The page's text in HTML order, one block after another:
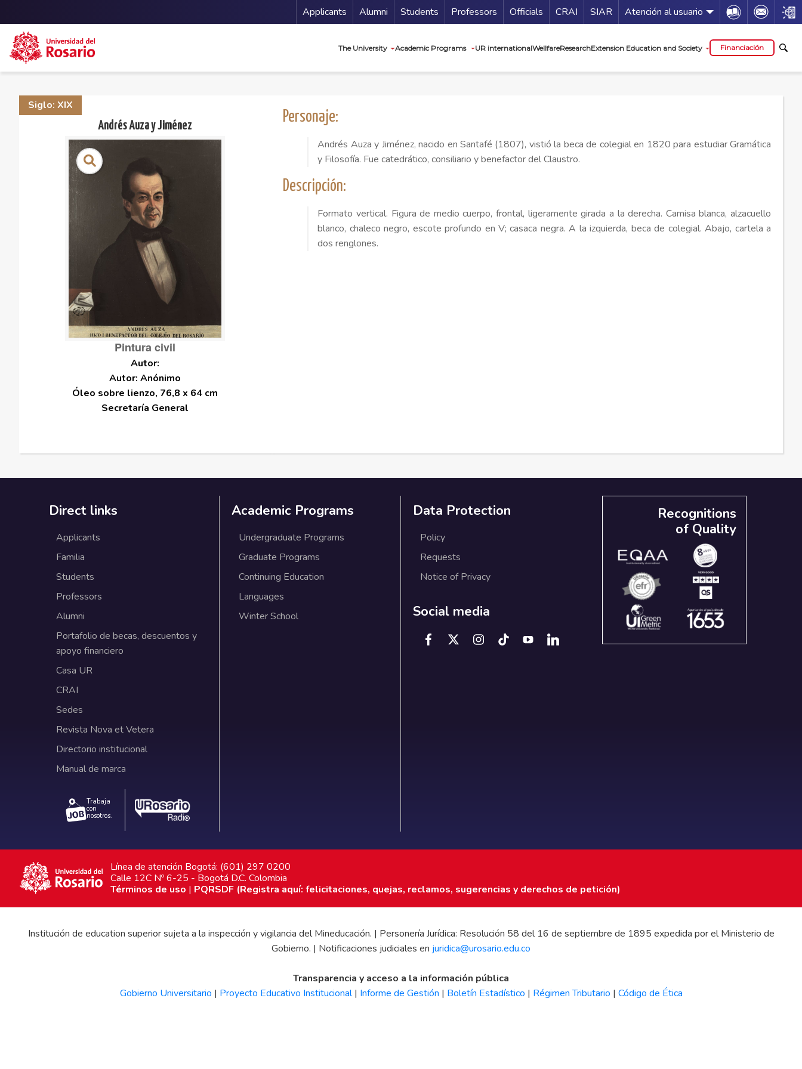
Menu Secundario
Applicants Alumni Students Professors Officials Guía de servicios
CRAI SIAR Atención al usuario Icon Icon Icon
The University Academic Programs UR internationalWellfareResearchExtension Education and Society Financiación
Siglo: XIX
Andrés Auza y Jiménez
Pintura civil
Autor: Anónimo
Óleo sobre lienzo, 76,8 x 64 cm
Secretaría General
Personaje:
Andrés Auza y Jiménez, nacido en Santafé (1807), vistió la beca de colegial en 1820 para estudiar Gramática
y Filosofía. Fue catedrático, consiliario y benefactor del Claustro.
Descripción:
Formato vertical. Figura de medio cuerpo, frontal, ligeramente girada a la derecha. Camisa blanca, alzacuello
blanco, chaleco negro, escote profundo en V; casaca negra. A la izquierda, beca de colegial. Abajo, cartela a
dos renglones.
Direct links
Applicants
Familia
Students
Professors
Alumni
Portafolio de becas, descuentos y
apoyo financiero
Casa UR
CRAI
Sedes
Revista Nova et Vetera
Directorio institucional
Manual de marca
Trabaja
con
nosotros.
Academic Programs
Undergraduate Programs
Graduate Programs
Continuing Education
Languages
Winter School
Data Protection
Policy
Requests
Notice of Privacy
Social media
Recognitions
of Quality
Línea de atención Bogotá: (601) 297 0200
Calle 12C Nº 6-25 - Bogotá D.C. Colombia
Términos de uso | PQRSDF (Registra aquí: felicitaciones, quejas, reclamos, sugerencias y derechos de petición)
Institución de education superior sujeta a la inspección y vigilancia del Mineducación. | Personería Jurídica: Resolución 58 del 16 de septiembre de 1895 expedida por el Ministerio de
Gobierno. | Notificaciones judiciales en juridica@urosario.edu.co
Transparencia y acceso a la información pública
Gobierno Universitario | Proyecto Educativo Institucional| Informe de Gestión | Boletín Estadístico | Régimen Tributario | Código de Ética